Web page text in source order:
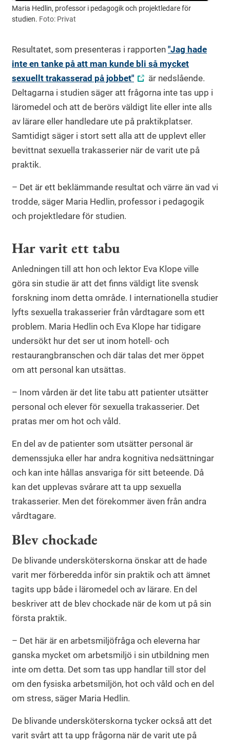
Maria Hedlin, professor i pedagogik och projektledare för
studien. Foto: Privat
Resultatet, som presenteras i rapporten "Jag hade
inte en tanke på att man kunde bli så mycket
sexuellt trakasserad på jobbet"
är nedslående.
Deltagarna i studien säger att frågorna inte tas upp i
läromedel och att de berörs väldigt lite eller inte alls
av lärare eller handledare ute på praktikplatser.
Samtidigt säger i stort sett alla att de upplevt eller
bevittnat sexuella trakasserier när de varit ute på
praktik.
– Det är ett beklämmande resultat och värre än vad vi
trodde, säger Maria Hedlin, professor i pedagogik
och projektledare för studien.
Har varit ett tabu
Anledningen till att hon och lektor Eva Klope ville
göra sin studie är att det finns väldigt lite svensk
forskning inom detta område. I internationella studier
lyfts sexuella trakasserier från vårdtagare som ett
problem. Maria Hedlin och Eva Klope har tidigare
undersökt hur det ser ut inom hotell- och
restaurangbranschen och där talas det mer öppet
om att personal kan utsättas.
– Inom vården är det lite tabu att patienter utsätter
personal och elever för sexuella trakasserier. Det
pratas mer om hot och våld.
En del av de patienter som utsätter personal är
demenssjuka eller har andra kognitiva nedsättningar
och kan inte hållas ansvariga för sitt beteende. Då
kan det upplevas svårare att ta upp sexuella
trakasserier. Men det förekommer även från andra
vårdtagare.
Blev chockade
De blivande undersköterskorna önskar att de hade
varit mer förberedda inför sin praktik och att ämnet
tagits upp både i läromedel och av lärare. En del
beskriver att de blev chockade när de kom ut på sin
första praktik.
– Det här är en arbetsmiljöfråga och eleverna har
ganska mycket om arbetsmiljö i sin utbildning men
inte om detta. Det som tas upp handlar till stor del
om den fysiska arbetsmiljön, hot och våld och en del
om stress, säger Maria Hedlin.
De blivande undersköterskorna tycker också att det
varit svårt att ta upp frågorna när de varit ute på